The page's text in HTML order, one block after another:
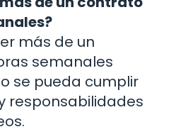
más de un
semanales
se pueda cumplir
responsabilidades